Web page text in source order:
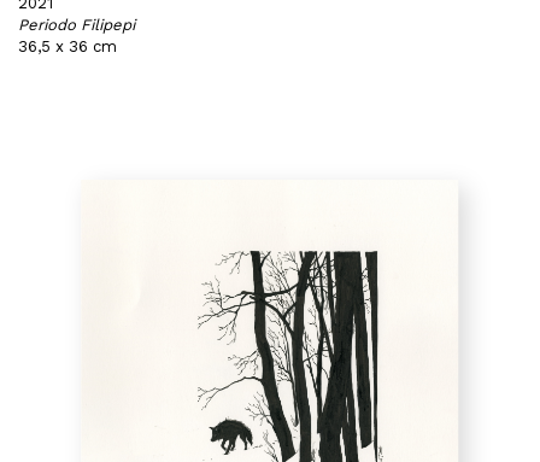
Periodo Filipepi
36,5 x 36 cm